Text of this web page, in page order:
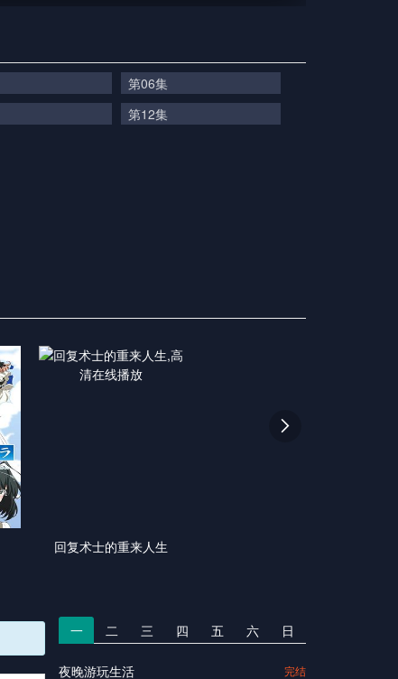
第06集
第12集
回复术士的重来人生

一 二 三 四 五 六 日
夜晚游玩生活 完结